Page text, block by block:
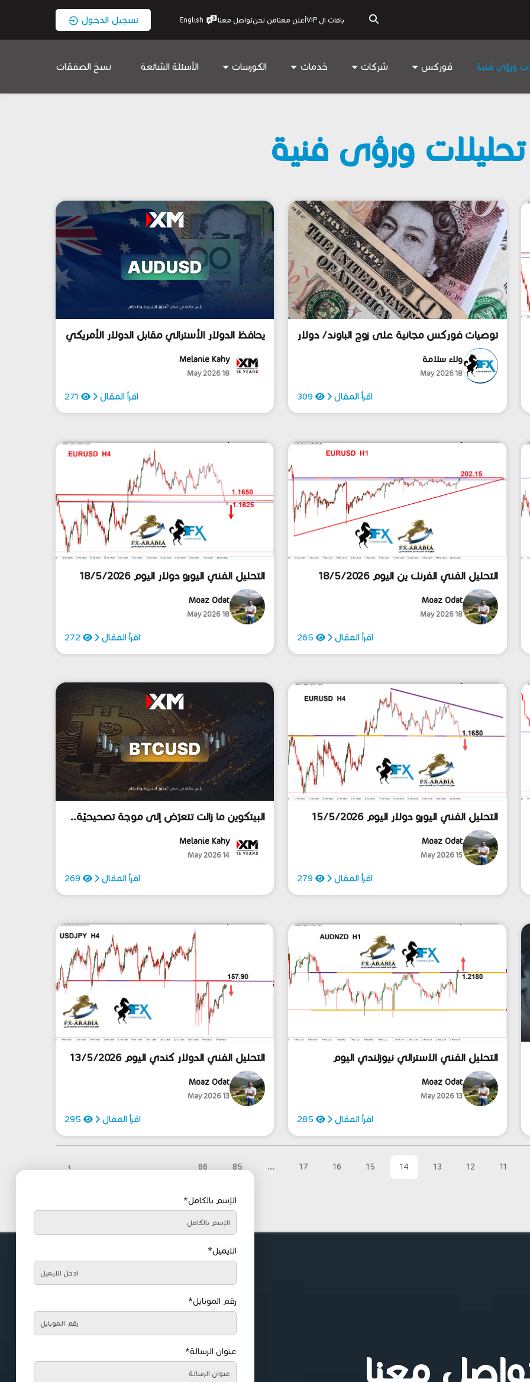
باقات ال VIP أعلن معنامن نحنتواصل معنا English تسجيل الدخول
ورؤى فنية فوركس شركات خدمات الكورسات الأسئلة الشائعة نسخ الصفقات
تحليلات ورؤى فنية
توصيات فوركس مجانية على زوج الباوند/ دولار
تعرف على التفاصيل
ولاء سلامة
18 May 2026
اقرأ المقال 309
يحافظ الدولار الأسترالي مقابل الدولار الأمريكي
Melanie Kahy
18 May 2026
اقرأ المقال 271
التحليل الفني الفرنك ين اليوم 18/5/2026
Moaz Odat
18 May 2026
اقرأ المقال 265
التحليل الفني اليورو دولار اليوم 18/5/2026
Moaz Odat
18 May 2026
اقرأ المقال 272
التحليل الفني اليورو دولار اليوم 15/5/2026
Moaz Odat
15 May 2026
اقرأ المقال 279
البيتكوين ما زالت تتعرّض إلى موجة تصحيحيّة..
Melanie Kahy
14 May 2026
اقرأ المقال 269
التحليل الفني الاسترالي نيوزلندي اليوم
13/5/2026
Moaz Odat
13 May 2026
اقرأ المقال 285
التحليل الفني الدولار كندي اليوم 13/5/2026
Moaz Odat
13 May 2026
اقرأ المقال 295
11
12
13
14
15
16
17
...
85
86
›
معنا
الإسم بالكامل*
الايميل*
رقم الموبايل*
عنوان الرسالة*